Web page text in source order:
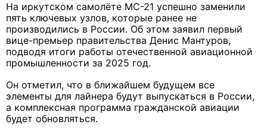
На иркутском самолёте МС-21 успешно заменили
пять ключевых узлов, которые ранее не
производились в России. Об этом заявил первый
вице-премьер правительства Денис Мантуров,
подводя итоги работы отечественной авиационной
промышленности за 2025 год.
Он отметил, что в ближайшем будущем все
элементы для лайнера будут выпускаться в России,
а комплексная программа гражданской авиации
будет обновляться.